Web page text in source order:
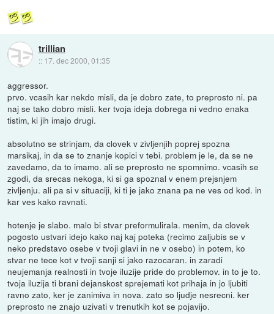
trillian
:: 17. dec 2000, 01:35
aggressor.
prvo. vcasih kar nekdo misli, da je dobro zate, to preprosto ni. pa
naj se tako dobro misli. ker tvoja ideja dobrega ni vedno enaka
tistim, ki jih imajo drugi.
absolutno se strinjam, da clovek v zivljenjih poprej spozna
marsikaj, in da se to znanje kopici v tebi. problem je le, da se ne
zavedamo, da to imamo. ali se preprosto ne spomnimo. vcasih se
zgodi, da srecas nekoga, ki si ga spoznal v enem prejsnjem
zivljenju. ali pa si v situaciji, ki ti je jako znana pa ne ves od kod. in
kar ves kako ravnati.
hotenje je slabo. malo bi stvar preformulirala. menim, da clovek
pogosto ustvari idejo kako naj kaj poteka (recimo zaljubis se v
neko predstavo osebe v tvoji glavi in ne v osebo) in potem, ko
stvar ne tece kot v tvoji sanji si jako razocaran. in zaradi
neujemanja realnosti in tvoje iluzije pride do problemov. in to je to.
tvoja iluzija ti brani dejanskost sprejemati kot prihaja in jo ljubiti
ravno zato, ker je zanimiva in nova. zato so ljudje nesrecni. ker
preprosto ne znajo uzivati v trenutkih kot se pojavijo.